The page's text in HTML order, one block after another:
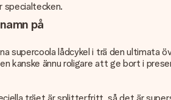
specialtecken.
på
lådcykel i trä den ultimata
kanske ännu roligare att ge bort i